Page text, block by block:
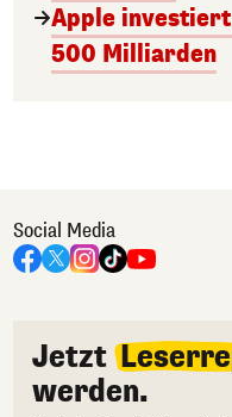
Apple
500 Milliarden
Social Media
Jetzt
werden.